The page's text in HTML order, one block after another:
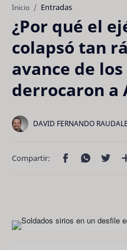
Inicio Entradas
¿Por qué el
colapsó tan
avance de
derrocaron a